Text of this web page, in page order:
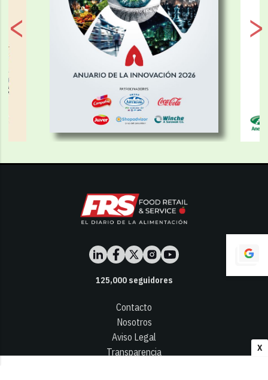
X
125,000seguidores
Contacto
Nosotros
Aviso Legal
Transparencia